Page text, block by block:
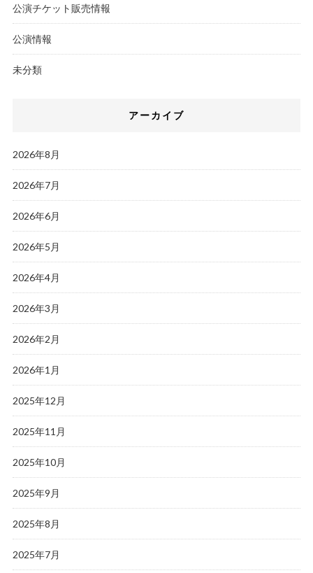
公演チケット販売情報
公演情報
未分類
アーカイブ
2026年8月
2026年7月
2026年6月
2026年5月
2026年4月
2026年3月
2026年2月
2026年1月
2025年12月
2025年11月
2025年10月
2025年9月
2025年8月
2025年7月